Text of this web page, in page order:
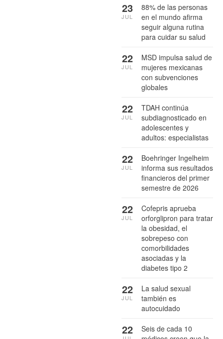
88% de las personas
en el mundo afirma
seguir alguna rutina
para cuidar su salud
23
JUL
MSD impulsa salud de
mujeres mexicanas
con subvenciones
globales
22
JUL
TDAH continúa
subdiagnosticado en
adolescentes y
adultos: especialistas
22
JUL
Boehringer Ingelheim
informa sus resultados
financieros del primer
semestre de 2026
22
JUL
Cofepris aprueba
orforglipron para tratar
la obesidad, el
sobrepeso con
comorbilidades
asociadas y la
diabetes tipo 2
22
JUL
La salud sexual
también es
autocuidado
22
JUL
Seis de cada 10
22